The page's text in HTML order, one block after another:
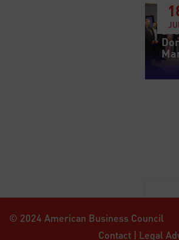
© 2024 American Business Council
Contact | Legal